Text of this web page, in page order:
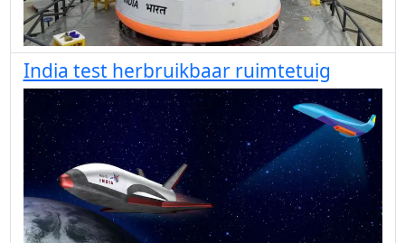
India test herbruikbaar ruimtetuig